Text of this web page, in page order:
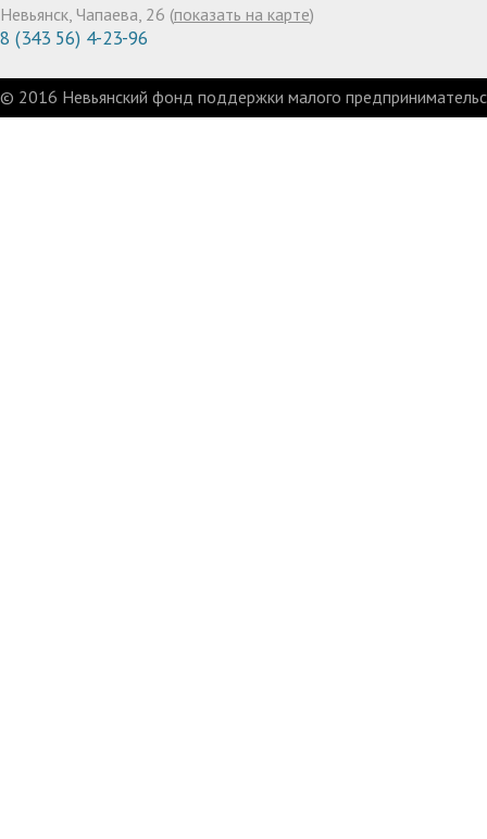
Невьянск, Чапаева, 26 (показать на карте)
8 (343 56) 4-23-96
© 2016 Невьянский фонд поддержки малого